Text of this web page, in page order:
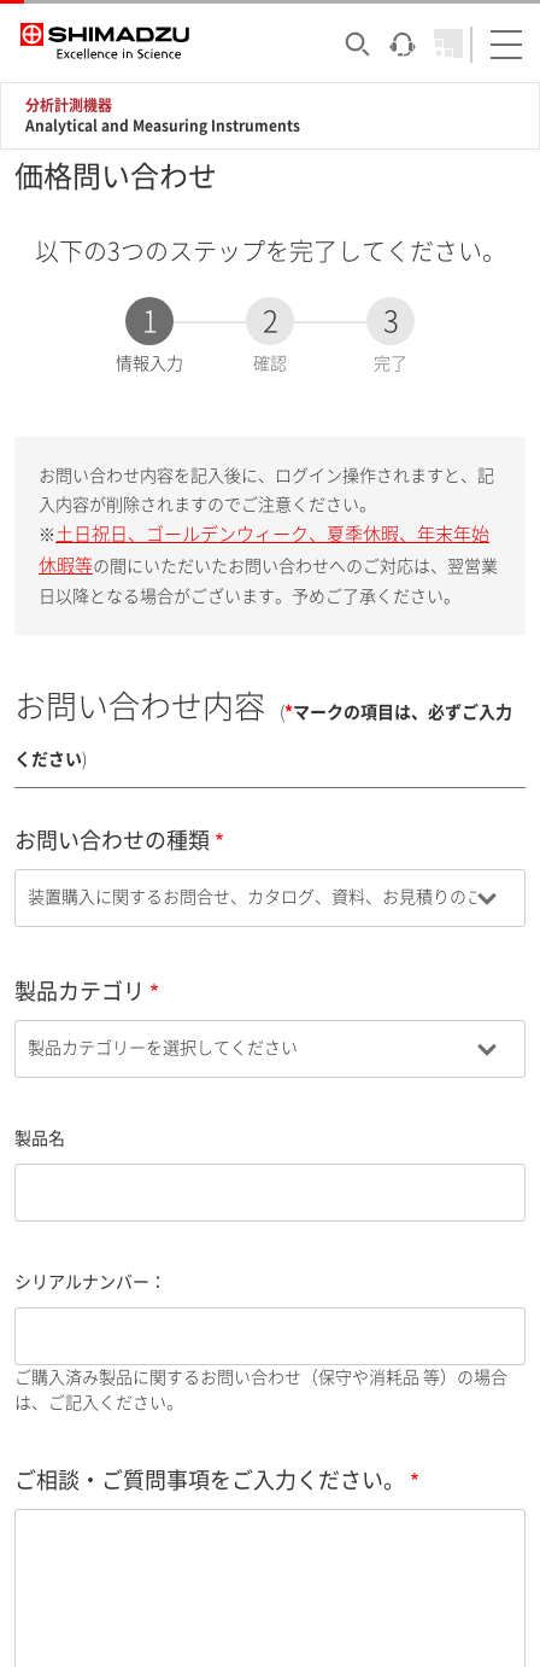
分析計測機器
Analytical and Measuring Instruments
価格問い合わせ
以下の3つのステップを完了してください。
1
現
情報入力
2
確認
3
完了
お問い合わせ内容を記入後に、ログイン操作されますと、記
入内容が削除されますのでご注意ください。
※ 土日祝日、ゴールデンウィーク、夏季休暇、年末年始
休暇等の間にいただいたお問い合わせへのご対応は、翌営業
日以降となる場合がございます。予めご了承ください。
お問い合わせ内容 (*マークの項目は、必ずご入力
ください)
お問い合わせの種類
製品カテゴリ
製品名
シリアルナンバー：
ご購入済み製品に関するお問い合わせ（保守や消耗品 等）の場合
は、ご記入ください。
ご相談・ご質問事項をご入力ください。